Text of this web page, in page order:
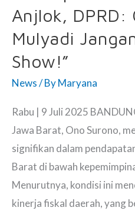
VII
Trayek
Surabaya-
Sidoarjo,
Ini
Anjlok, DPRD:
Mulyadi
Show!”
News/ ByMaryana
Rabu | 9 Juli 2025
Jawa Barat, Ono Surono,
signifikan dalam
Barat di bawah
Menurutnya, kondisi ini
kinerja fiskal daerah, yang